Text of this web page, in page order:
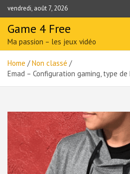
Skip
to
content
vendredi, août 7, 2026
Game 4 Free
Ma passion – les jeux vidéo
Home
Non classé
Emad – Configuration gaming, type de